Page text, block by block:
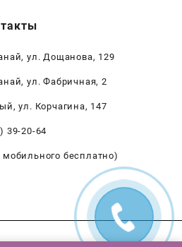
ул. Дощанова, 129
ул. Фабричная, 2
ул. Корчагина, 147
39-20-64
мобильного бесплатно)